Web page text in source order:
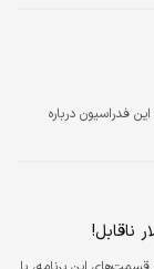
فدراسیون درباره